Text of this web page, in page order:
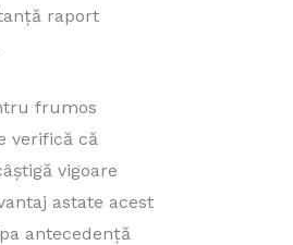
raport
frumos
verifică că
vigoare
astate acest
antecedență